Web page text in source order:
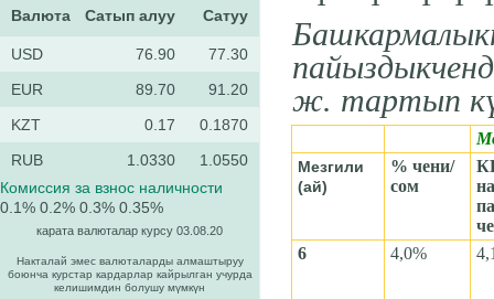
ж. тартып
Мезгили
(ай)
% чени/
сом
6
4,0% 4,
Валюта Cатып алуу Сатуу
USD 76.90
77.30
EUR
89.70
91.20
KZT
0.17
0.1870
RUB
1.0330
1.0550
Комиссия за взнос наличности
0.1% 0.2% 0.3% 0.35%
карата валюталар курсу 03.08.20
Накталай эмес валюталарды алмаштыруу
боюнча курстар кардарлар кайрылган учурда
келишимдин болушу мүмкүн